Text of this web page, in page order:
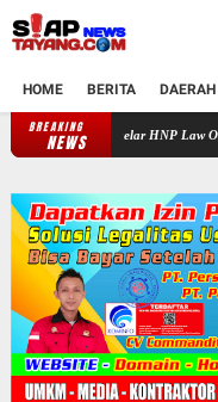
HOME BERITA DAERAH
BREAKING
NEWS
yang Digelar HNP Law Office